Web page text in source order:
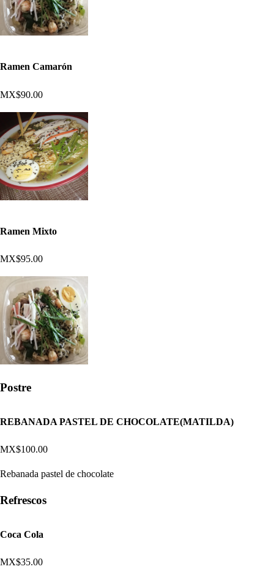
Ramen Camarón
MX$90.00
Ramen Mixto
MX$95.00
Postre
REBANADA PASTEL DE CHOCOLATE(MATILDA)
MX$100.00
Rebanada pastel de chocolate
Refrescos
Coca Cola
MX$35.00